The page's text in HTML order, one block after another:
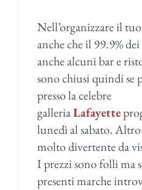
Nell’organizzare il
anche che il 99.9%
anche alcuni bar e
sono chiusi quindi se
presso la celebre
galleriaLafayette
lunedì al sabato.
molto divertente da
I prezzi sono folli ma
presenti marche